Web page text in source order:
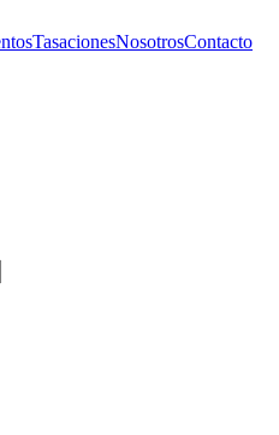
TasacionesNosotrosContacto